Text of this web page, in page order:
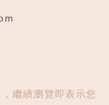
繼續瀏覽即表示您
巷5號